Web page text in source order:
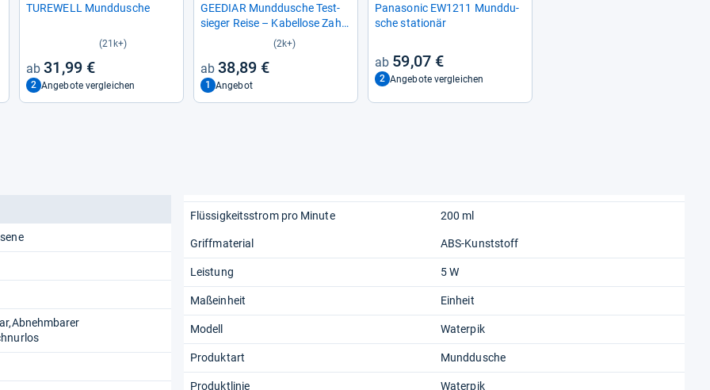
TURE­WELL Mund­du­sche
(21k+)
31,99 €
2 Angebote vergleichen
GEEDIAR Mund­du­sche Test­
sie­ger Reise – Kabel­lose Zahn­
du­sche mit 4 Modi und 5
(2k+)
38,89 €
1 Angebot
Pana­so­nic EW1211 Mund­du­
sche sta­tio­när
59,07 €
2 Angebote vergleichen
Flüssigkeitsstrom pro Minute 200 ml
Griffmaterial ABS-Kunststoff
Leistung 5 W
Maßeinheit Einheit
Modell Waterpik
Produktart Munddusche
Produktlinie Waterpik